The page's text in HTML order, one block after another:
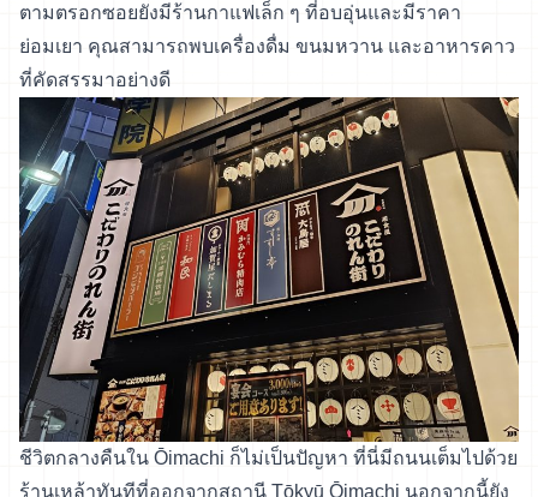
ตามตรอกซอยยังมีร้านกาแฟเล็ก ๆ ที่อบอุ่นและมีราคา
ย่อมเยา คุณสามารถพบเครื่องดื่ม ขนมหวาน และอาหารคาว
ที่คัดสรรมาอย่างดี
ชีวิตกลางคืนใน Ōimachi ก็ไม่เป็นปัญหา ที่นี่มีถนนเต็มไปด้วย
ร้านเหล้าทันทีที่ออกจากสถานี Tōkyū Ōimachi นอกจากนี้ยัง